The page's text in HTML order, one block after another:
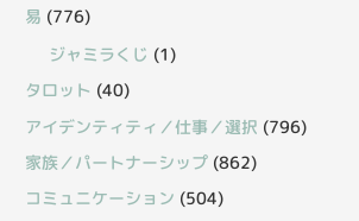
易 (776)
ジャミラくじ (1)
タロット (40)
アイデンティティ／仕事／選択 (796)
家族／パートナーシップ (862)
コミュニケーション (504)